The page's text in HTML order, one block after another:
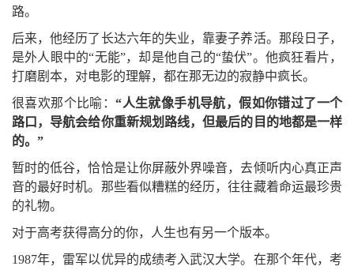
路。
后来，他经历了长达六年的失业，靠妻子养活。那段日子，
是外人眼中的“无能”，却是他自己的“蛰伏”。他疯狂看片，
打磨剧本，对电影的理解，都在那无边的寂静中疯长。
很喜欢那个比喻：“人生就像手机导航，假如你错过了一个
路口，导航会给你重新规划路线，但最后的目的地都是一样
的。”
暂时的低谷，恰恰是让你屏蔽外界噪音，去倾听内心真正声
音的最好时机。那些看似糟糕的经历，往往藏着命运最珍贵
的礼物。
对于高考获得高分的你， 人生也有另一个版本。
1987年，雷军以优异的成绩考入武汉大学。在那个年代，考